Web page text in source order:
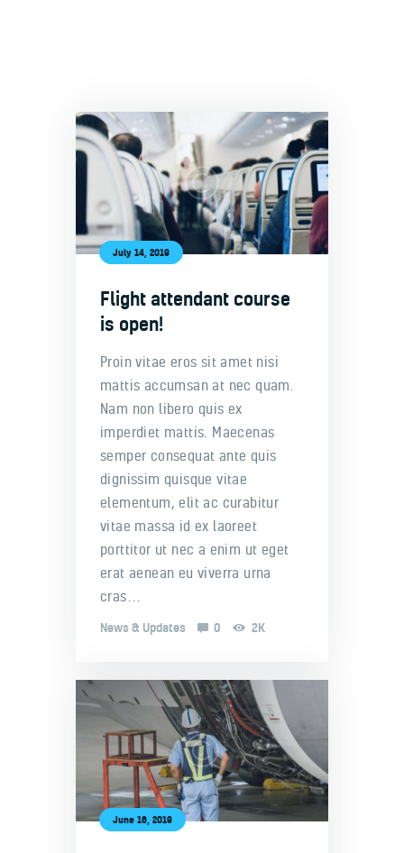
Welcome
Contacts
July 14, 2019
Flight attendant course
is open!
Proin vitae eros sit amet nisi
mattis accumsan at nec quam.
Nam non libero quis ex
imperdiet mattis. Maecenas
semper consequat ante quis
dignissim quisque vitae
elementum, elit ac curabitur
vitae massa id ex laoreet
porttitor ut nec a enim ut eget
erat aenean eu viverra urna
cras…
News & Updates 0 2K
June 16, 2019